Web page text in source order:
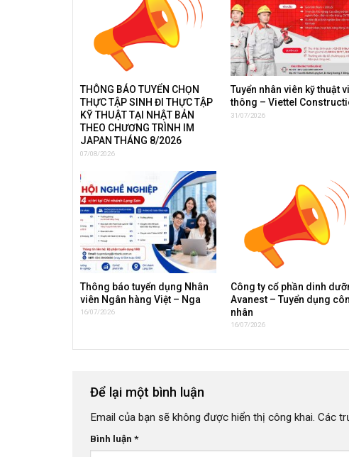
THÔNG BÁO TUYỂN CHỌN
THỰC TẬP SINH ĐI THỰC TẬP
KỸ THUẬT TẠI NHẬT BẢN
THEO CHƯƠNG TRÌNH IM
JAPAN THÁNG 8/2026
07/08/2026
Tuyển nhân viên kỹ thuật
thông – Viettel
31/07/2026
Thông báo tuyển dụng Nhân
viên Ngân hàng Việt – Nga
16/07/2026
Công ty cổ phần dinh
Avanest – Tuyển dụng
nhân
16/07/2026
Để lại một bình luận
Email của bạn sẽ không được hiển thị công khai. Các
Bình luận *